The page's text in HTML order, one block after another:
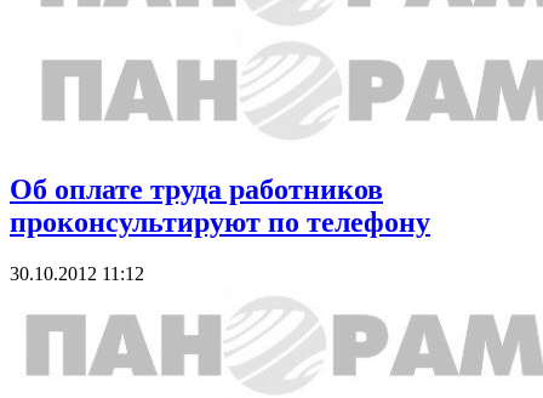
Об оплате труда работников
проконсультируют по телефону
30.10.2012 11:12